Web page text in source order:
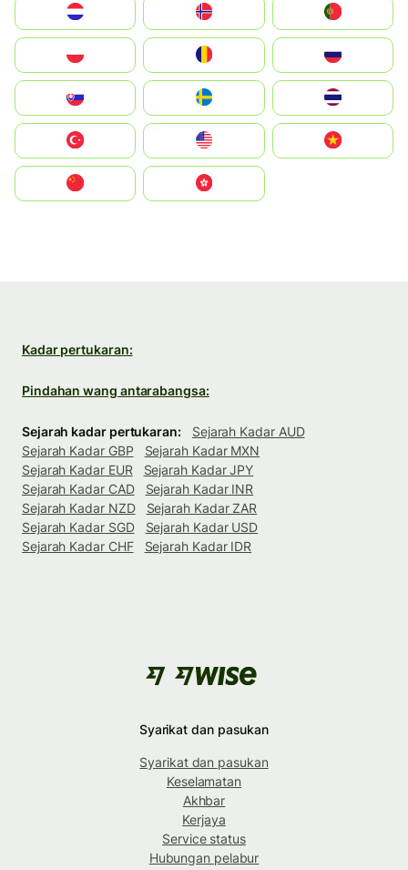
United States
中國香港特別行政區
Kadar pertukaran:
Pindahan wang antarabangsa:
Sejarah kadar pertukaran:
Sejarah Kadar AUD
Sejarah Kadar GBP
Sejarah Kadar MXN
Sejarah Kadar EUR
Sejarah Kadar JPY
Sejarah Kadar CAD
Sejarah Kadar INR
Sejarah Kadar NZD
Sejarah Kadar ZAR
Sejarah Kadar SGD
Sejarah Kadar USD
Sejarah Kadar CHF
Sejarah Kadar IDR
Syarikat dan pasukan
Syarikat dan pasukan
Keselamatan
Akhbar
Kerjaya
Service status
Hubungan pelabur